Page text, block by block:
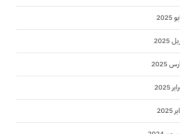
2025
2025
2025
2025
2025